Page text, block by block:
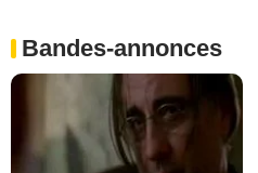
Bandes-annonces